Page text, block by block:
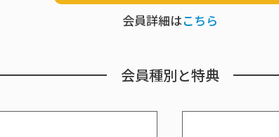
会員詳細はこちら
会員種別と特典